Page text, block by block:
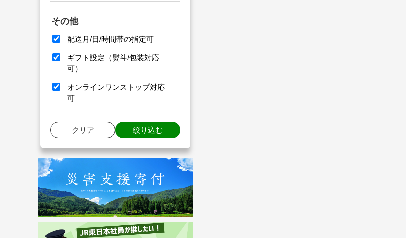
その他
配送月/日/時間帯の指定可
ギフト設定（熨斗/包装対応
可）
オンラインワンストップ対応
可
クリア 絞り込む